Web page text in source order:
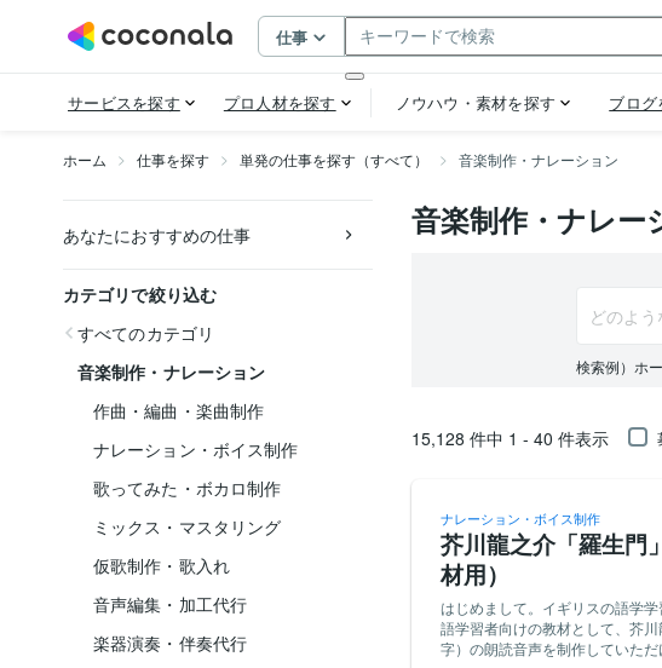
ホーム 仕事を探す 単発の仕事を探す（すべて） 音楽制作・ナレーション
あなたにおすすめの仕事
カテゴリで絞り込む
すべてのカテゴリ
音楽制作・ナレーション
作曲・編曲・楽曲制作
ナレーション・ボイス制作
歌ってみた・ボカロ制作
ミックス・マスタリング
仮歌制作・歌入れ
音声編集・加工代行
楽器演奏・伴奏代行
音楽制作・ナレー
検索例）ホ
15,128 件中 1 - 40 件表示
ナレーション・ボイス制作
芥川龍之介「羅生門
材用）
はじめまして。イギリスの語学学習
語学習者向けの教材として、芥
字）の朗読音声を制作していただける方を探しています